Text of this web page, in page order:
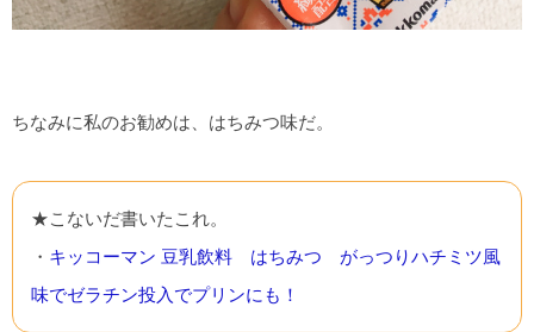
ちなみに私のお勧めは、はちみつ味だ。
★こないだ書いたこれ。
・ キッコーマン 豆乳飲料 はちみつ がっつりハチミツ風
味でゼラチン投入でプリンにも！